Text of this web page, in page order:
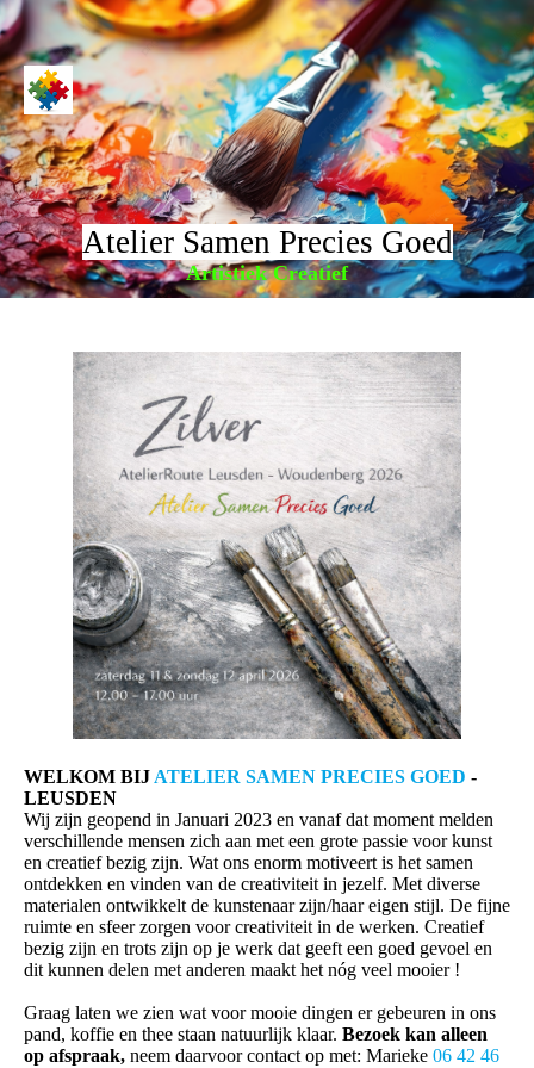
Atelier Samen Precies Goed
Artistiek Creatief
WELKOM BIJ ATELIER SAMEN PRECIES GOED -
LEUSDEN
Wij zijn geopend in Januari 2023 en vanaf dat moment melden
verschillende mensen zich aan met een grote passie voor kunst
en creatief bezig zijn. Wat ons enorm motiveert is het samen
ontdekken en vinden van de creativiteit in jezelf. Met diverse
materialen ontwikkelt de kunstenaar zijn/haar eigen stijl. De fijne
ruimte en sfeer zorgen voor creativiteit in de werken. Creatief
bezig zijn en trots zijn op je werk dat geeft een goed gevoel en
dit kunnen delen met anderen maakt het nóg veel mooier !
Graag laten we zien wat voor mooie dingen er gebeuren in ons
pand, koffie en thee staan natuurlijk klaar. Bezoek kan alleen
op afspraak, neem daarvoor contact op met: Marieke 06 42 46